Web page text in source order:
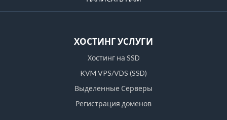
ХОСТИНГ УСЛУГИ
Хостинг на SSD
KVM VPS/VDS (SSD)
Выделенные Серверы
Регистрация доменов